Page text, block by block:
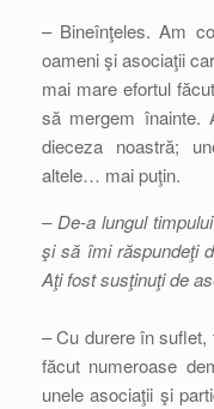
– Bineînţeles. Am
oameni şi asociaţii
mai mare efortul
să mergem înainte.
dieceza noastră;
altele… mai puţin.
– De-a lungul
şi să îmi răspundeţi
Aţi fost susţinuţi de
– Cu durere în suflet,
făcut numeroase
unele asociaţii şi